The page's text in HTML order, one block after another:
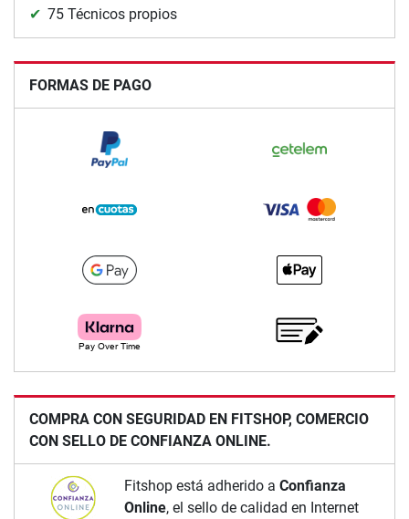
75 Técnicos propios
FORMAS DE PAGO
COMPRA CON SEGURIDAD EN FITSHOP, COMERCIO
CON SELLO DE CONFIANZA ONLINE.
Fitshop está adherido a Confianza
Online, el sello de calidad en Internet